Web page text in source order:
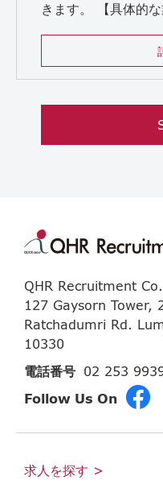
きます。 【具体的
QHR Recruitment
127 Gaysorn Tower,
Ratchadumri Rd.
10330
電話番号 02 253
Follow Us On
求人を探す >